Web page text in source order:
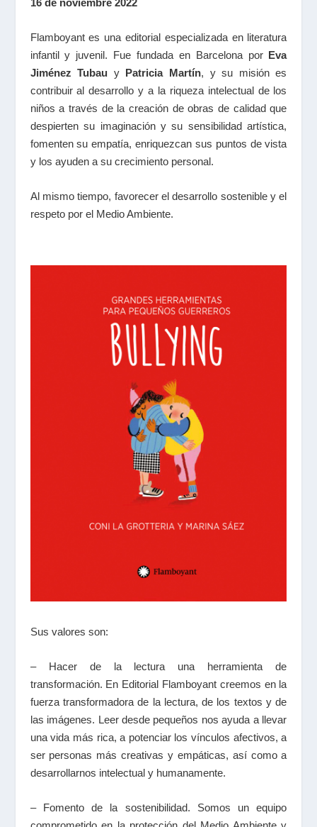
Flamboyant es una editorial especializada en literatura
infantil y juvenil. Fue fundada en Barcelona por Eva
Jiménez Tubau yPatricia Martín, y su misión es
contribuir al desarrollo y a la riqueza intelectual de los
niños a través de la creación de obras de calidad que
despierten su imaginación y su sensibilidad artística,
fomenten su empatía, enriquezcan sus puntos de vista
y los ayuden a su crecimiento personal.
Al mismo tiempo, favorecer el desarrollo sostenible y el
respeto por el Medio Ambiente.
Sus valores son:
– Hacer de la lectura una herramienta de
transformación. En Editorial Flamboyant creemos en la
fuerza transformadora de la lectura, de los textos y de
las imágenes. Leer desde pequeños nos ayuda a llevar
una vida más rica, a potenciar los vínculos afectivos, a
ser personas más creativas y empáticas, así como a
desarrollarnos intelectual y humanamente.
– Fomento de la sostenibilidad. Somos un equipo